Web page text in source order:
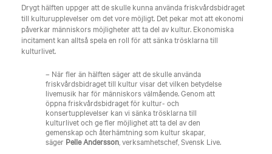
Drygt hälften uppger att de skulle kunna använda friskvårdsbidraget
till kulturupplevelser om det vore möjligt. Det pekar mot att ekonomi
påverkar människors möjligheter att ta del av kultur. Ekonomiska
incitament kan alltså spela en roll för att sänka trösklarna till
kulturlivet.
– När fler än hälften säger att de skulle använda
friskvårdsbidraget till kultur visar det vilken betydelse
livemusik har för människors välmående. Genom att
öppna friskvårdsbidraget för kultur- och
konsertupplevelser kan vi sänka trösklarna till
kulturlivet och ge fler möjlighet att ta del av den
gemenskap och återhämtning som kultur skapar,
säger Pelle Andersson, verksamhetschef, Svensk Live.